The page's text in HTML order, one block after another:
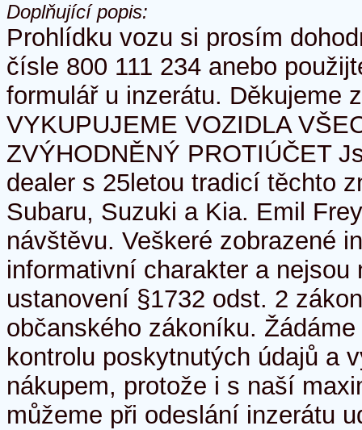
Doplňující popis:
Prohlídku vozu si prosím
čísle 800 111 234 anebo
formulář u inzerátu. Děkujeme
VYKUPUJEME VOZIDLA
ZVÝHODNĚNÝ PROTIÚČET
dealer s 25letou tradicí těchto
Subaru, Suzuki a Kia. Emil
návštěvu. Veškeré zobrazené
informativní charakter a
ustanovení §1732 odst. 2
občanského zákoníku.
kontrolu poskytnutých údajů a
nákupem, protože i s naší
můžeme při odeslání inzerátu